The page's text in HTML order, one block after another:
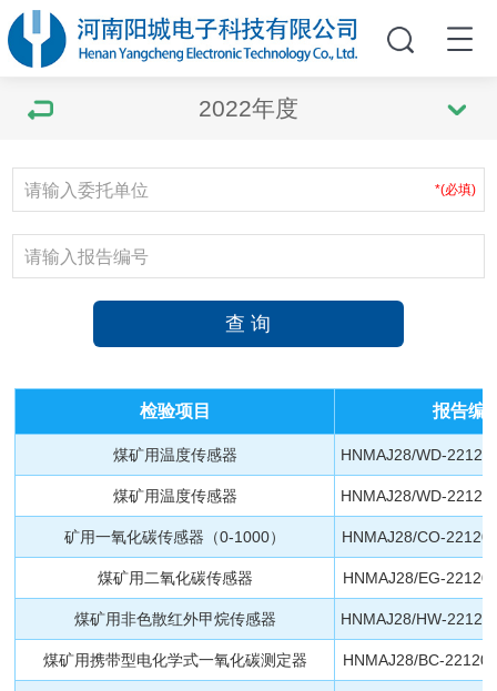
2022年度
*(必填)
检验项目 报告编
煤矿用温度传感器 HNMAJ28/WD-
煤矿用温度传感器 HNMAJ28/WD-
矿用一氧化碳传感器（0-1000） HNMAJ28/CO-
煤矿用二氧化碳传感器 HNMAJ28/EG-
煤矿用非色散红外甲烷传感器 HNMAJ28/HW-
煤矿用携带型电化学式一氧化碳测定器 HNMAJ28/BC-